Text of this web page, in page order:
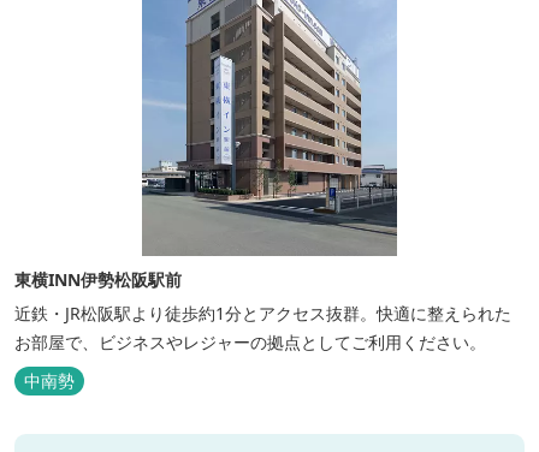
東横INN伊勢松阪駅前
近鉄・JR松阪駅より徒歩約1分とアクセス抜群。快適に整えられた
お部屋で、ビジネスやレジャーの拠点としてご利用ください。
中南勢